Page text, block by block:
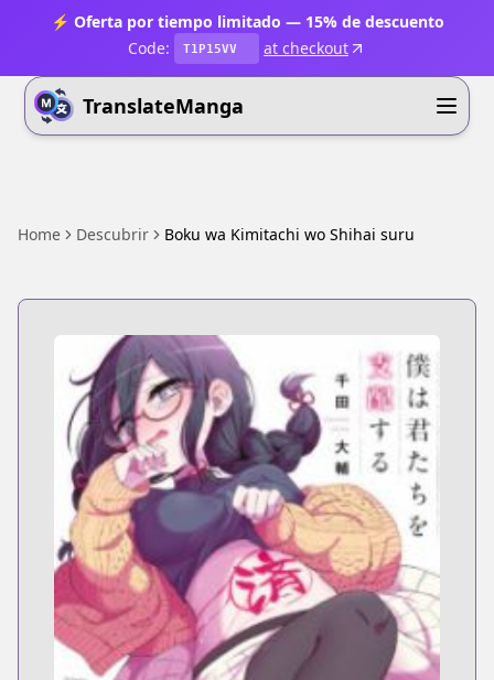
⚡ Oferta por tiempo limitado — 15% de descuento
Code:
T1P15VV at checkout
TranslateManga
Home Descubrir Boku wa Kimitachi wo Shihai suru